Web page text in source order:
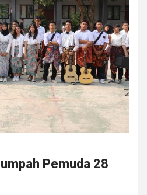
Pemuda 28